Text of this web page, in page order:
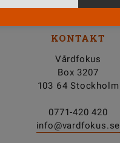
KONTAKT
Vårdfokus
Box 3207
103 64 Stockholm
0771-420 420
info@vardfokus.se